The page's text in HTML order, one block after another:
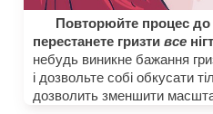
Повторюйте процес до
перестанете гризти все
небудь виникне бажання
і дозвольте собі обкусати
дозволить зменшити